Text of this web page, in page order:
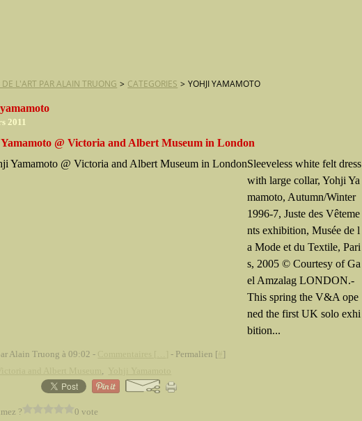
DE L'ART PAR ALAIN TRUONG > CATEGORIES > YOHJI YAMAMOTO
2011
@ Victoria and Albert Museum in London
Sleeveless white felt dress
with large collar, Yohji Ya
mamoto, Autumn/Winter
1996-7, Juste des Vêteme
nts exhibition, Musée de l
a Mode et du Textile, Pari
s, 2005 © Courtesy of Ga
el Amzalag LONDON.-
This spring the V&A ope
ned the first UK solo exhi
bition...
Alain Truong à 09:02 - - Permalien [ ]
,
? 0 vote